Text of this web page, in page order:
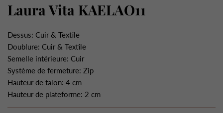
Laura Vita KAELAO11
Dessus: Cuir & Textile
Doublure: Cuir & Textile
Semelle intérieure: Cuir
Système de fermeture: Zip
Hauteur de talon: 4 cm
Hauteur de plateforme: 2 cm